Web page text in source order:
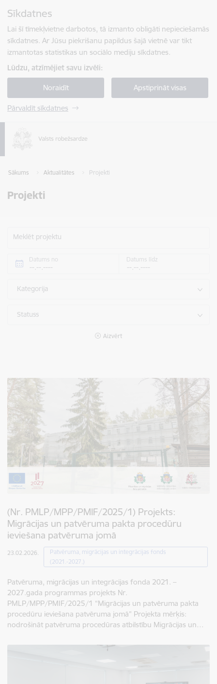
Sīkdatnes
Lai šī tīmekļvietne darbotos, tā izmanto obligāti nepieciešamās
sīkdatnes. Ar Jūsu piekrišanu papildus šajā vietnē var tikt
izmantotas statistikas un sociālo mediju sīkdatnes.
Lūdzu, atzīmējiet savu izvēli:
Noraidīt Apstiprināt visas
Pārvaldīt sīkdatnes
Sākums Aktualitātes Projekti
Projekti
Meklēt projektu
Datums no Datums līdz
Kategorija
Statuss
Aizvērt
(Nr. PMLP/MPP/PMIF/2025/1) Projekts:
Migrācijas un patvēruma pakta procedūru
ieviešana patvēruma jomā
23.02.2026.
Patvēruma, migrācijas un integrācijas fonds
(2021.-2027.)
Patvēruma, migrācijas un integrācijas fonda 2021. –
2027.gada programmas projekts Nr.
PMLP/MPP/PMIF/2025/1 “Migrācijas un patvēruma pakta
procedūru ieviešana patvēruma jomā” Projekta mērķis:
nodrošināt patvēruma procedūras atbilstību Migrācijas un…